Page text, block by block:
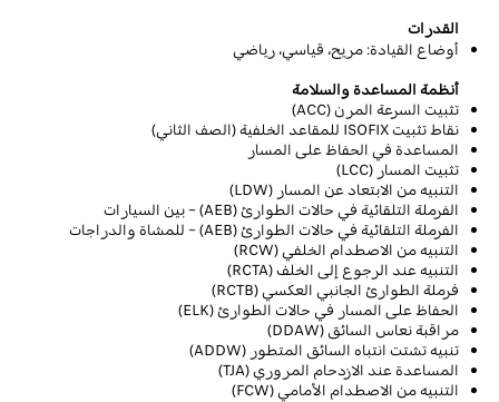
القدرات
أوضاع القيادة: مريح، قياسي، رياضي
أنظمة المساعدة والسلامة
تثبيت السرعة المرن (ACC
)
نقاط تثبيت
للمقاعد الخلفية (الصف الثاني)
المساعدة في الحفاظ على المسار
تثبيت المسار (LCC)
التنبيه من الابتعاد عن المسار (LDW)
الفرملة التلقائية في حالات الطوارئ(AEB)
– بين السيارات
الفرملة التلقائية في حالات الطوارئ(AEB)
– للمشاة والدراجات
التنبيه من الاصطدام الخلفي(RCW)
التنبيه عند الرجوع إلى الخلف(RCTA)
فرملة الطوارئ الجانبي العكسي(RCTB)
الحفاظ على المسار في حالات الطوارئ(ELK)
مراقبة نعاس السائق(DDAW)
تنبيه تشتت انتباه السائق المتطور (ADDW
)
المساعدة عند الازدحام المروري(TJA)
التنبيه من الاصطدام الأمامي(FCW)